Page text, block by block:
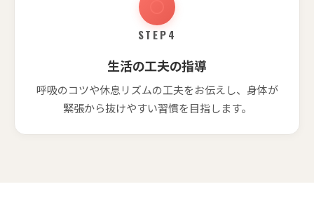
STEP4
生活の工夫の指導
呼吸のコツや休息リズムの工夫をお伝えし、身体が
緊張から抜けやすい習慣を目指します。